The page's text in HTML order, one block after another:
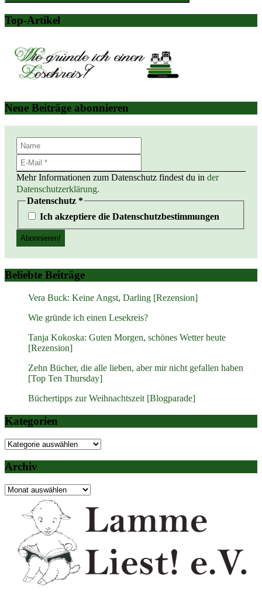
Suchen
Top-Artikel
Neue Beiträge abonnieren
Mehr Informationen zum Datenschutz findest du in der
Datenschutzerklärung.
Datenschutz *
Ich akzeptiere die Datenschutzbestimmungen
Beliebte Beiträge
Vera Buck: Keine Angst, Darling [Rezension]
Wie gründe ich einen Lesekreis?
Tanja Kokoska: Guten Morgen, schönes Wetter heute
[Rezension]
Zehn Bücher, die alle lieben, aber mir nicht gefallen haben
[Top Ten Thursday]
Büchertipps zur Weihnachtszeit [Blogparade]
Kategorien
Kategorien
Archiv
Archiv